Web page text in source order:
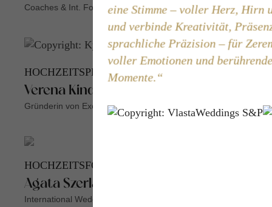
Coaches & Int. Fotografen
HOCHZEITSPLANERIN
Verena Kindermann
Gründerin von Exclusive Weddings Austria
HOCHZEITSFOTOGRAFIN
Agata Szerlag
International Wedding Photographer
eine Stimme – voller Herz, Hirn
und verbinde Kreativität,
sprachliche Präzision – für
voller Emotionen und
Momente.